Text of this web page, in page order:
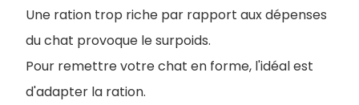
Une ration trop riche par rapport aux dépenses
du chat provoque le surpoids.
Pour remettre votre chat en forme, l'idéal est
d'adapter la ration.